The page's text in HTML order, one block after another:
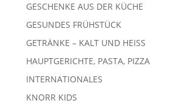
GESCHENKE AUS DER KÜCHE
GESUNDES FRÜHSTÜCK
GETRÄNKE – KALT UND HEISS
HAUPTGERICHTE, PASTA, PIZZA
INTERNATIONALES
KNORR KIDS